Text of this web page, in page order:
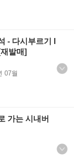
- 다시부르기 I
발매]
07월
가는 시내버